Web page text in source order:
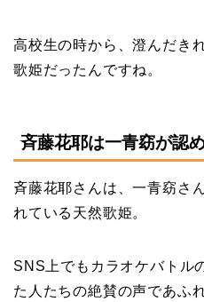
高校生の時から、澄んだき
歌姫だったんですね。
斉藤花耶は一青窈が認
斉藤花耶さんは、一青窈さ
れている天然歌姫。
SNS上でもカラオケバトル
た人たちの絶賛の声であふ